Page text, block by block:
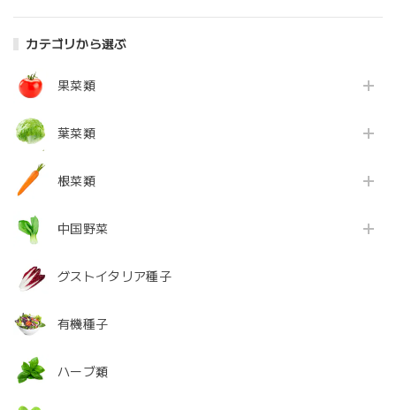
カテゴリから選ぶ
果菜類
葉菜類
根菜類
中国野菜
グストイタリア種子
有機種子
ハーブ類